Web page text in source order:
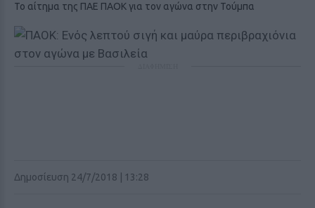
Το αίτημα της ΠΑΕ ΠΑΟΚ για τον αγώνα στην Τούμπα
Δημοσίευση 24/7/2018 | 13:28